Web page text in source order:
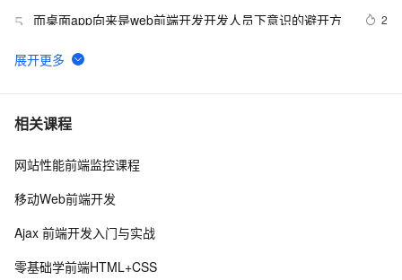
5 而桌面app向来是web前端开发开发人员下意识的避开方 2
6 前端组件之Bootstrap与Ant design of Vue
7 前后端分离，如何在前端项目中动态插入后端API基地
8 前端|layui后台管理—table 数据表格
10前端智勇大闯关-第二季-第二题
相关课程
网站性能前端监控课程
移动Web前端开发
Ajax 前端开发入门与实战
零基础学前端HTML+CSS